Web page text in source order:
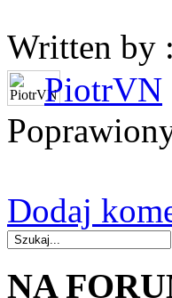
Written by :
PiotrVN
Dodaj
NA